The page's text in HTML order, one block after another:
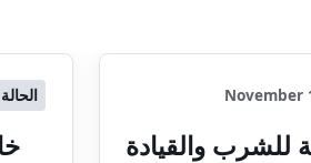
November
للشرب والقيادة